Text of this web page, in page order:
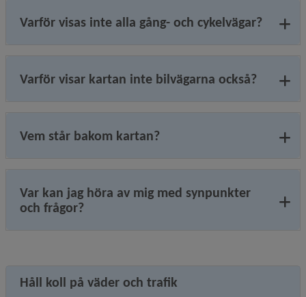
Varför visas inte alla gång- och cykelvägar?
Varför visar kartan inte bilvägarna också?
Vem står bakom kartan?
Var kan jag höra av mig med synpunkter
och frågor?
Håll koll på väder och trafik